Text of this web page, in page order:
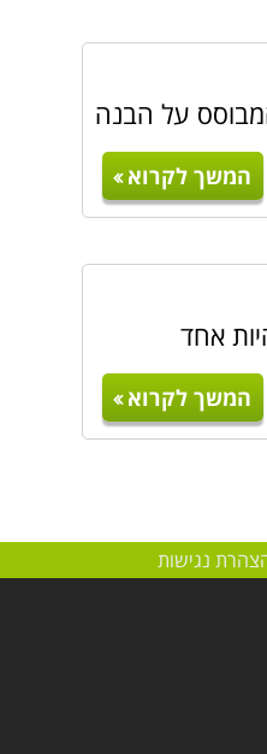
על הבנה
המשך לקרוא
אחד
המשך לקרוא
נגישות